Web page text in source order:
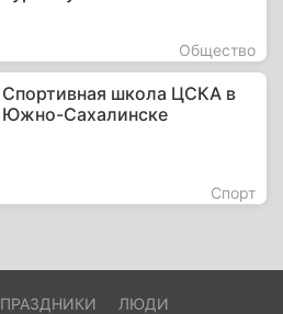
Общество
Спортивная школа ЦСКА в
Южно-Сахалинске
Спорт
ПРАЗДНИКИ
ЛЮДИ